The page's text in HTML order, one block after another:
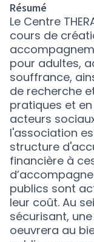
Résumé
Le Centre
cours de
pour adultes,
souffrance,
de recherche
pratiques et
acteurs
l'association
structure
financière à
publics sont
leur coût. Au
sécurisant,
oeuvrera au